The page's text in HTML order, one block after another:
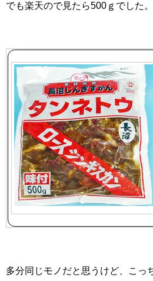
でも楽天ので見たら500ｇでした。
多分同じモノだと思うけど、こっ